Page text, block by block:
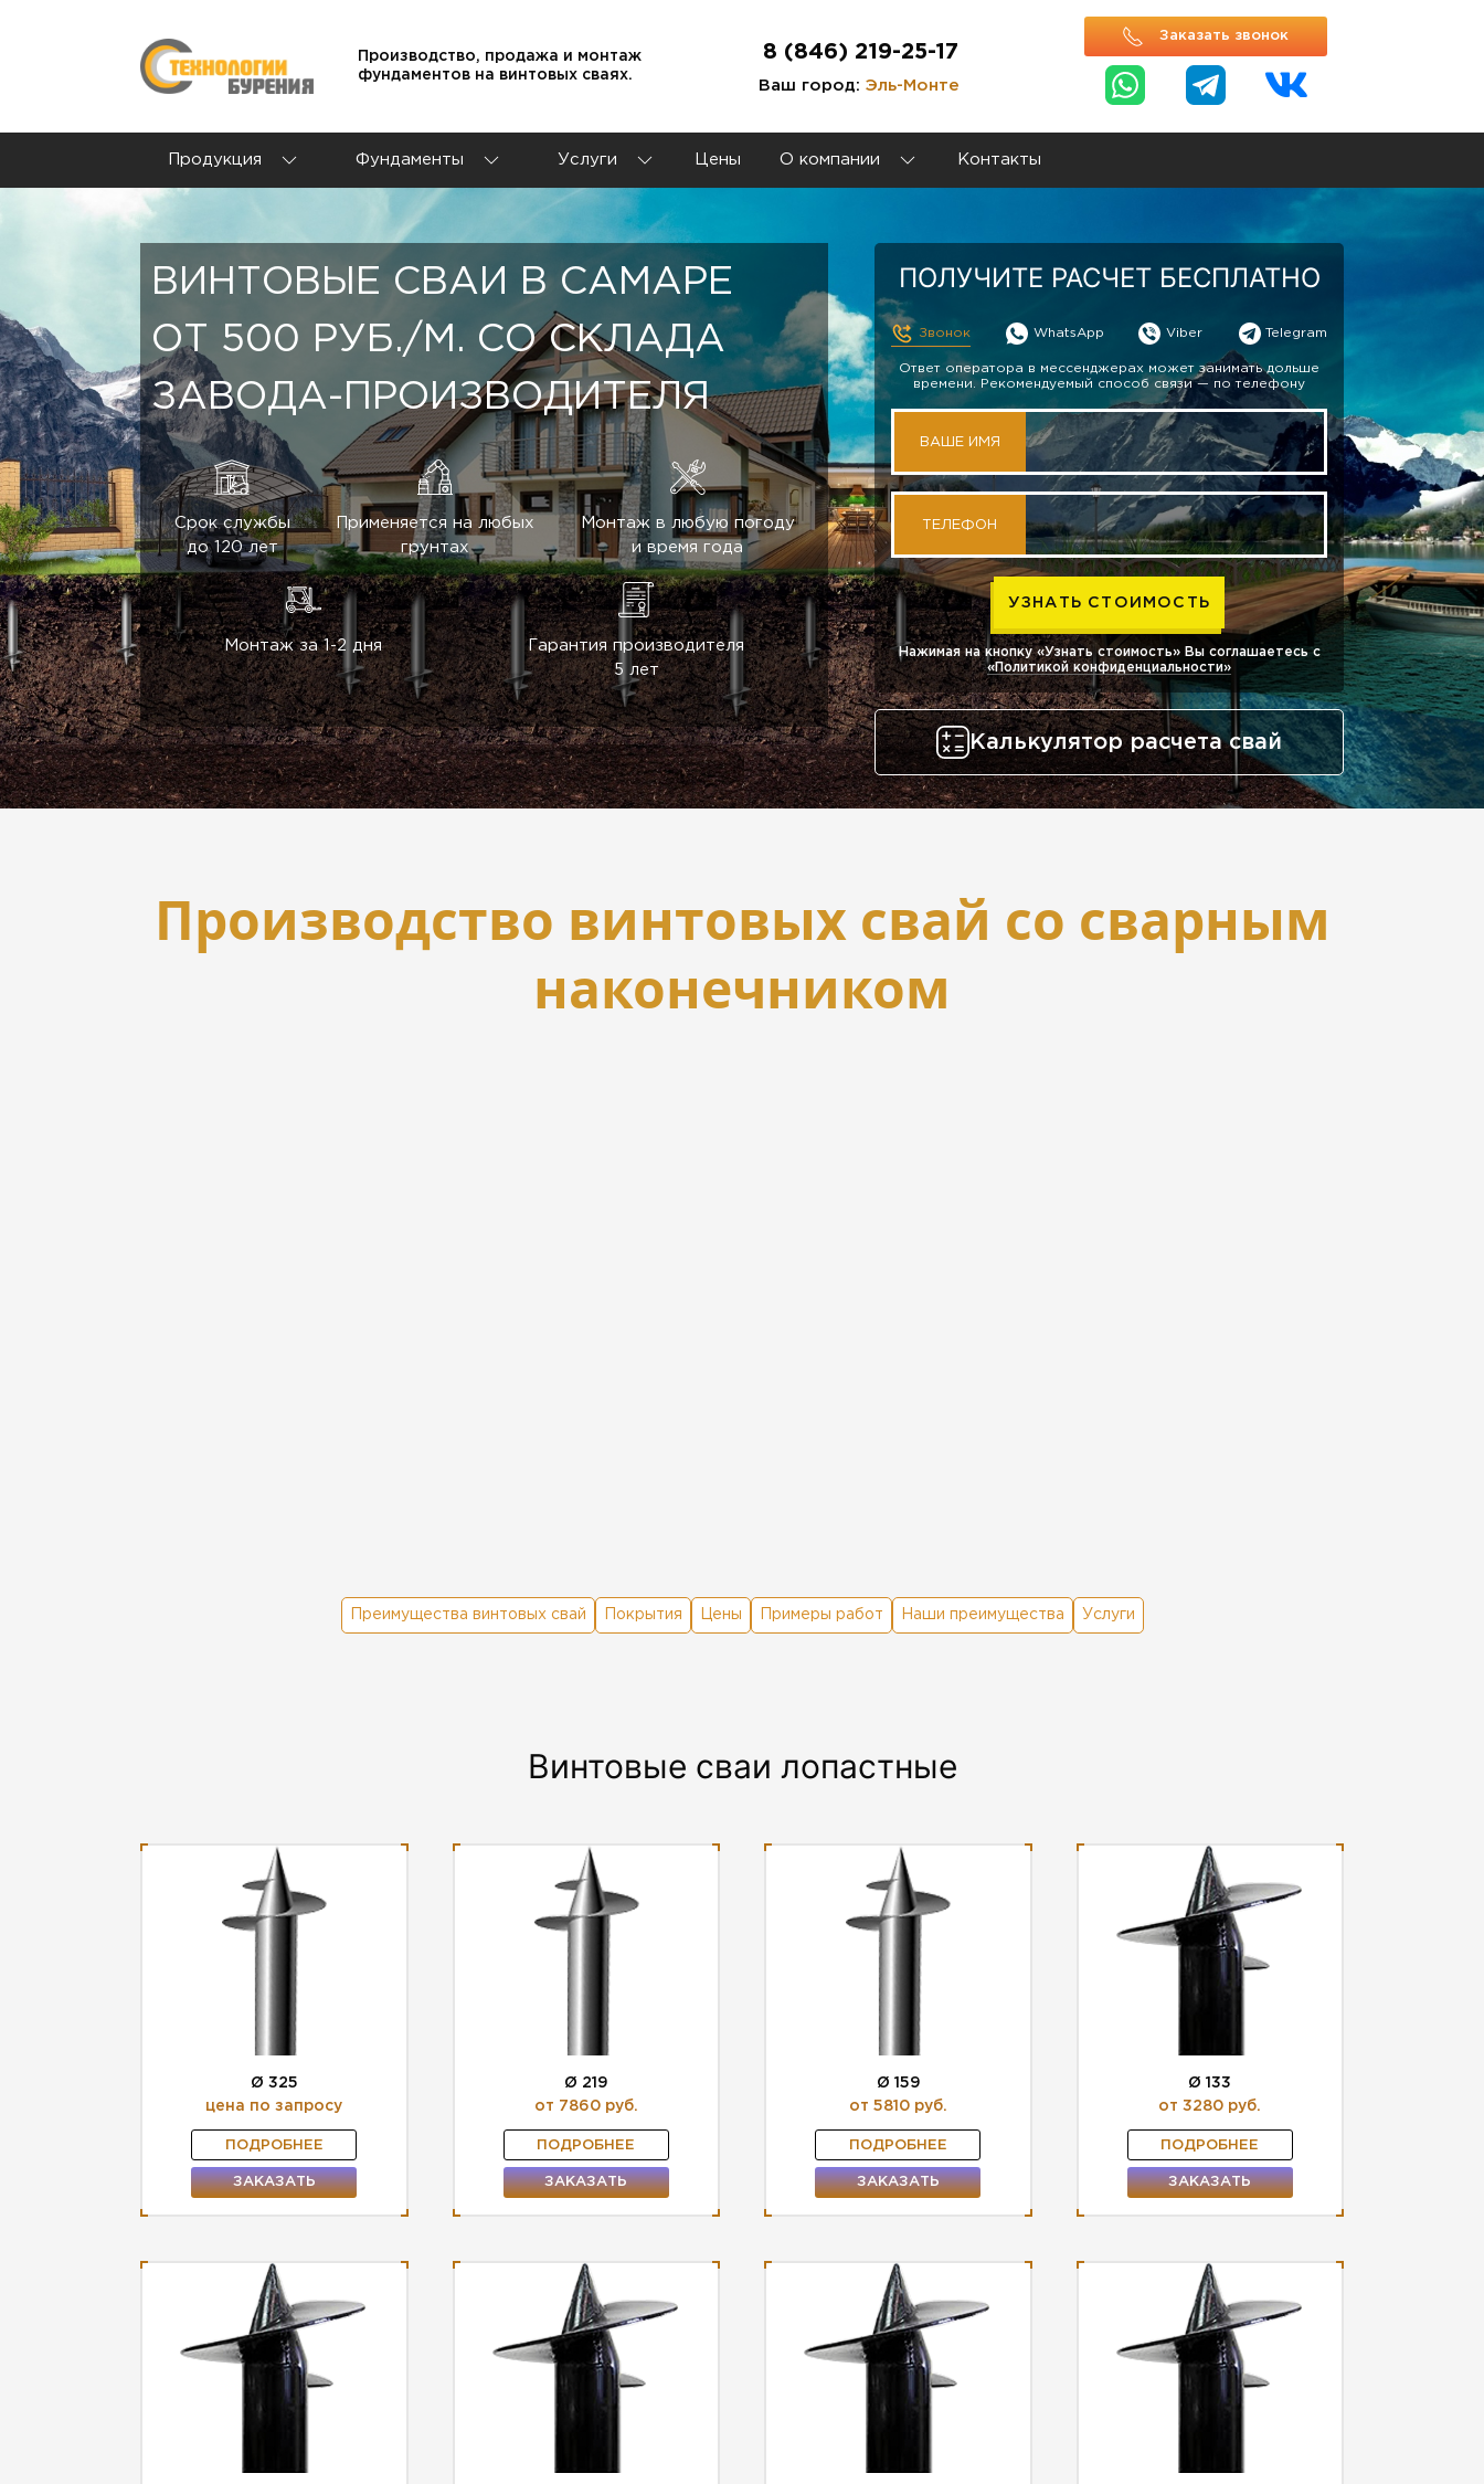
Производство, продажа и монтаж
фундаментов на винтовых сваях.
8 (846) 219-25-17
Ваш город: Эль-Монте
Заказать звонок
Продукция Фундаменты Услуги Цены О компании Контакты
ВИНТОВЫЕ СВАИ В САМАРЕ
ОТ 500 РУБ./М. СО СКЛАДА
ЗАВОДА-ПРОИЗВОДИТЕЛЯ
Срок службы
до 120 лет
Применяется на любых
грунтах
Монтаж в любую погоду
и время года
Монтаж за 1-2 дня
Гарантия производителя
5 лет
ПОЛУЧИТЕ РАСЧЕТ БЕСПЛАТНО
Звонок WhatsApp Viber Telegram
Ответ оператора в мессенджерах может занимать дольше
времени. Рекомендуемый способ связи — по телефону
ВАШЕ ИМЯ
ТЕЛЕФОН
Нажимая на кнопку «Узнать стоимость» Вы соглашаетесь с
«Политикой конфиденциальности»
Калькулятор расчета свай
Производство винтовых свай со сварным
наконечником
Преимущества винтовых свай Покрытия Цены Примеры работ Наши преимущества Услуги
Винтовые сваи лопастные
Ø 325
цена по запросу
ПОДРОБНЕЕ
ЗАКАЗАТЬ
Ø 219
от 7860 руб.
ПОДРОБНЕЕ
ЗАКАЗАТЬ
Ø 159
от 5810 руб.
ПОДРОБНЕЕ
ЗАКАЗАТЬ
Ø 133
от 3280 руб.
ПОДРОБНЕЕ
ЗАКАЗАТЬ